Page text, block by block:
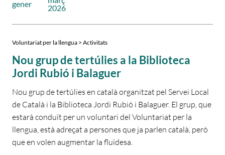
gener
2026
Voluntariat per la llengua > Activitats
Nou grup de tertúlies a la Biblioteca
Jordi Rubió i Balaguer
Nou grup de tertúlies en català organitzat pel Servei Local
de Català i la Biblioteca Jordi Rubió i Balaguer. El grup, que
estarà conduït per un voluntari del Voluntariat per la
llengua, està adreçat a persones que ja parlen català, però
que en volen augmentar la fluïdesa.